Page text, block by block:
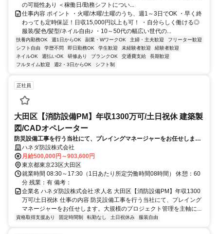
の可能性あり ＜稼働日/勤務シフトについ...
仕事内容 ポイント ・火曜/木曜/土曜のうち、週1～3日でOK ・早く終
わっても定時保証！日収15,000円以上も可！ ・自分らしく働ける◎
服装/髪色/髪型/ネイル自由♪ ・10～50代の幅広い世代の...
扶養内勤務OK 週1日からOK 副業・WワークOK 主婦・主夫歓迎
フリーター歓迎
シフト自由
学歴不問 即日勤務OK 学生歓迎 未経験者歓迎
経験者歓迎
ネイルOK
週払いOK 研修あり ブランクOK 交通費支給
長期歓迎
フルタイム歓迎
週2・3日からOK シフト制
正社員
大田区【消防設備PM】年収1300万可/土日祝休 建築製
図/CADオペレーター
防災設備工事を行う当社にて、プレイングマネージャーをお任せしま
す。大規模のプロジェクト管理を主軸に、メンバー育成や組織運営、経
営への戦略提言まで幅広く担っていただきます。
ハネダ防設株式会社
月給500,000円～903,600円
東京都東京23区大田区
就業時間 08:30～17:30（1日あたり所定労働時間08時間） 休憩：60
分 残業：有 備考：
企業名 ハネダ防設株式会社 求人名 大田区【消防設備PM】年収1300
万可/土日祝休 仕事の内容 防災設備工事を行う当社にて、プレイング
マネージャーをお任せします。大規模のプロジェクト管理を主軸に...
資格取得支援あり 固定時間制 転勤なし 土日祝休み 服装自由